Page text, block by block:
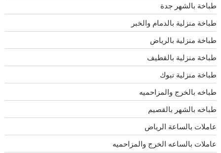
طباخة بالشهر جدة
طباخة منزلية بالدمام والخبر
طباخة منزلية بالرياض
طباخة منزلية بالقطيف
طباخة منزلية تبوك
طباخه بالخرج والمزاحميه
طباخه بالشهر بالقصيم
عاملات بالساعة الرياض
عاملات بالساعه الخرج والمزاحميه